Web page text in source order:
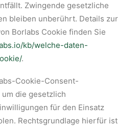
Zwingende gesetzliche
bleiben unberührt. Details zur
Borlabs Cookie finden Sie
kb/welche-daten-
.
Cookie-Consent-
die gesetzlich
für den Einsatz
Rechtsgrundlage hierfür ist